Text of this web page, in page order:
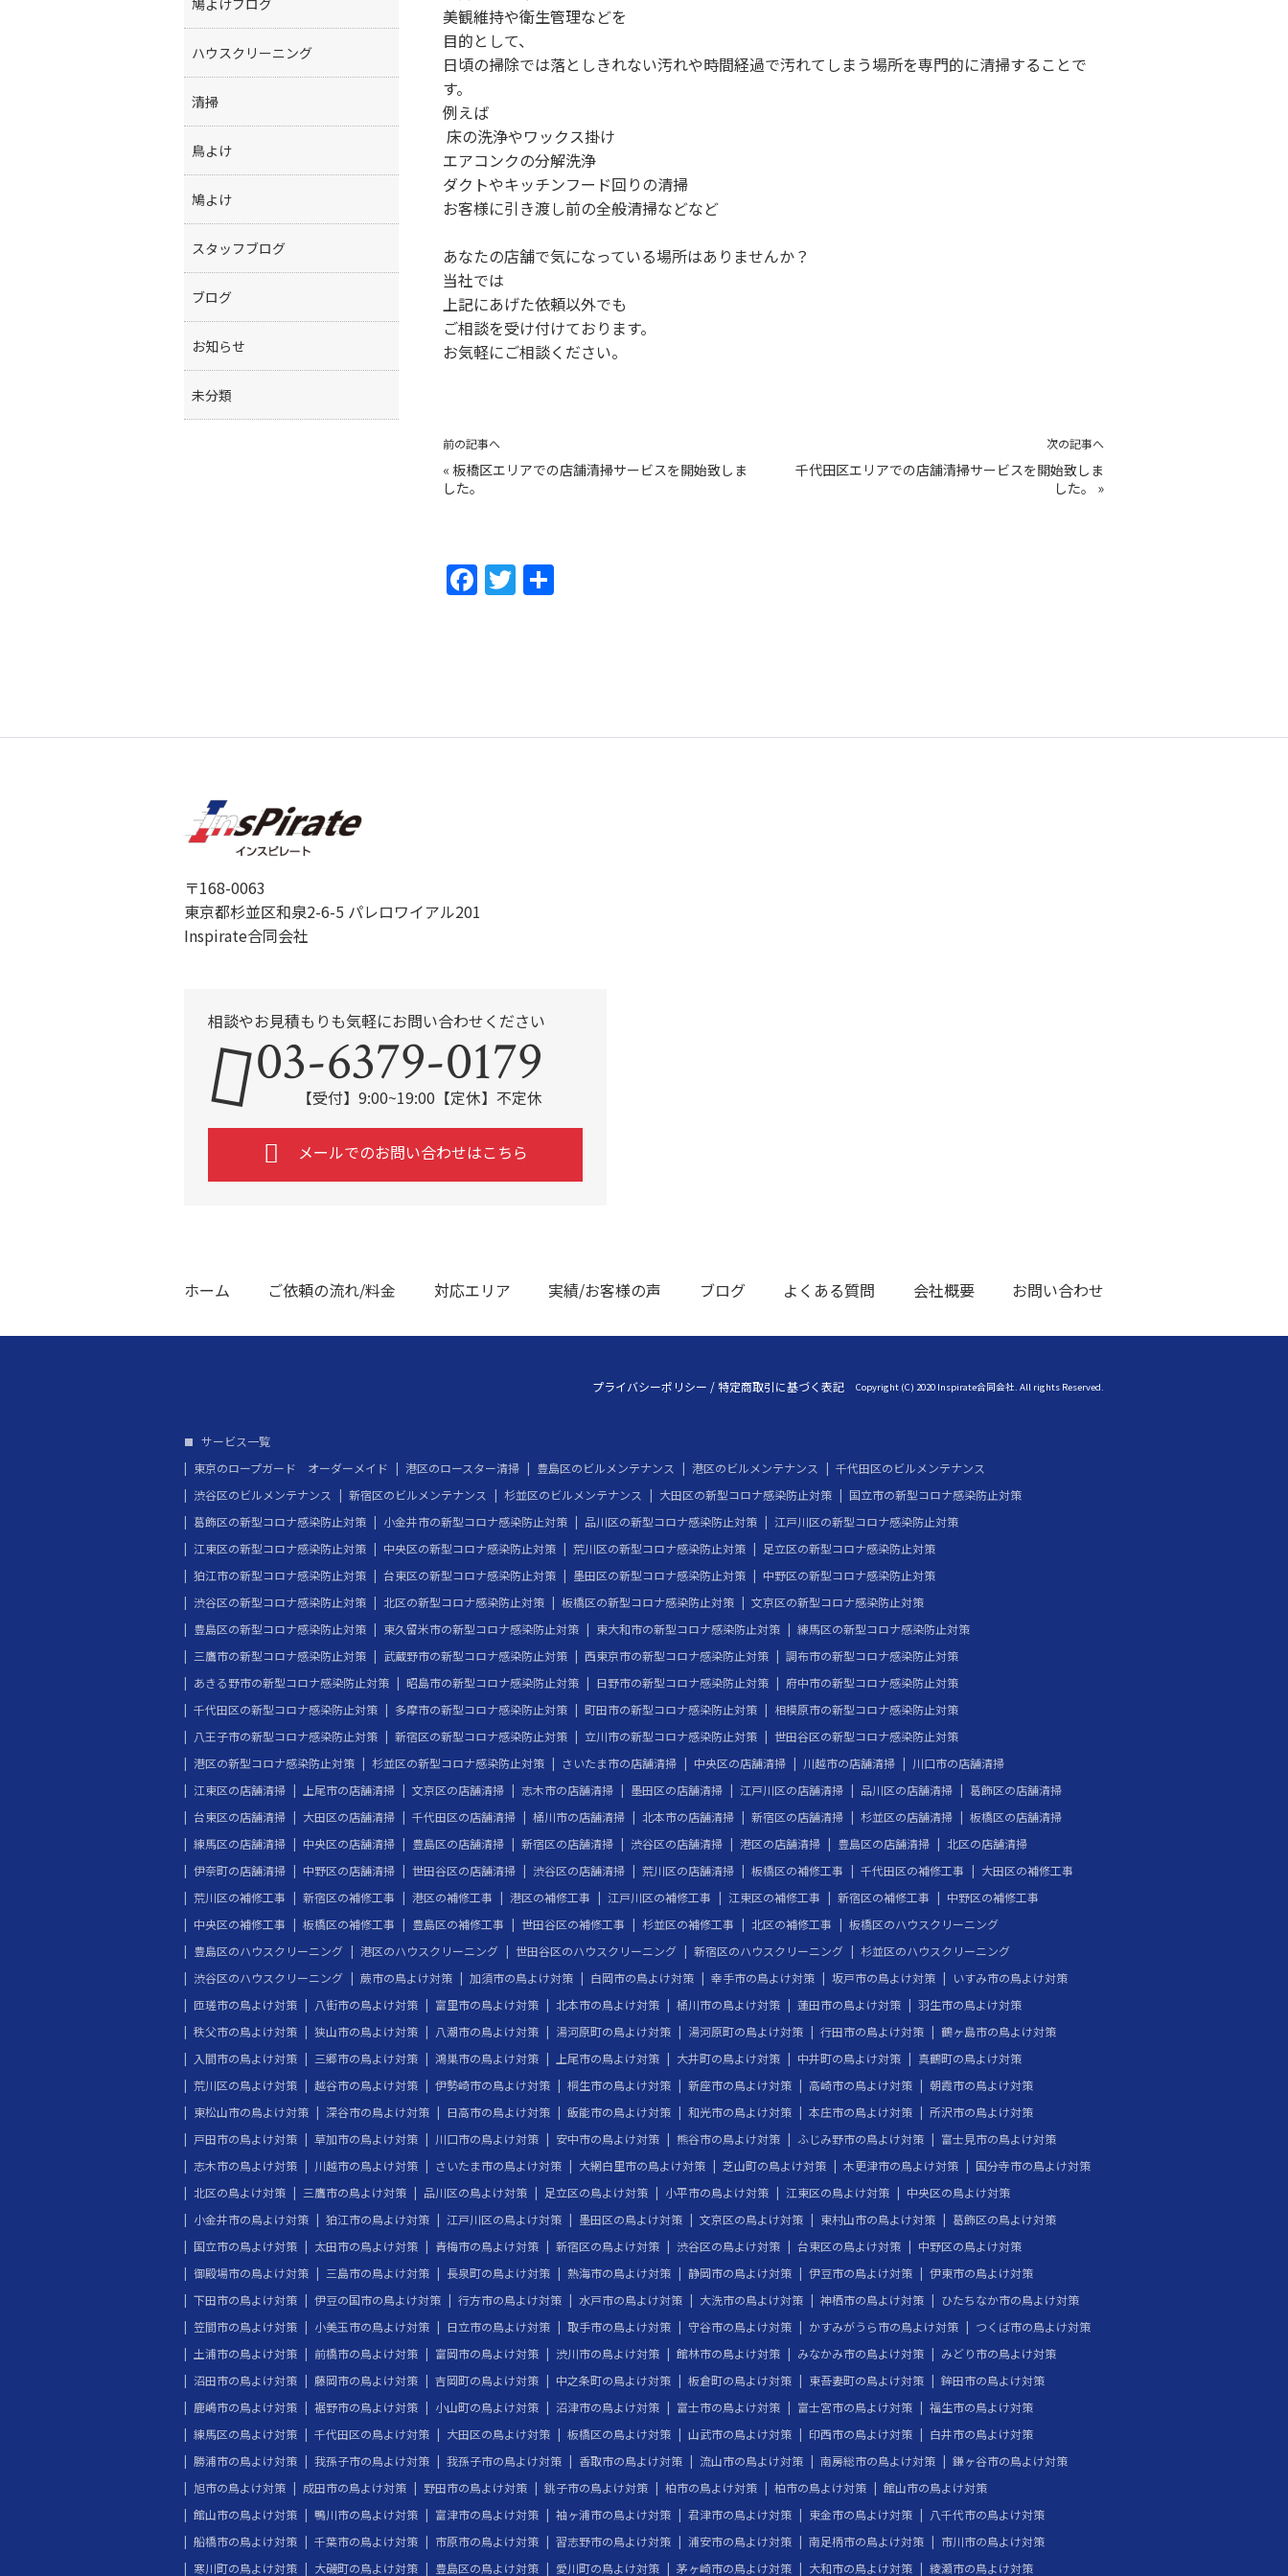
美観維持や衛生管理などを
目的として、
日頃の掃除では落としきれない汚れや時間経過で汚れてしまう場所を専門的に清掃することで
す。
例えば
床の洗浄やワックス掛け
エアコンクの分解洗浄
ダクトやキッチンフード回りの清掃
お客様に引き渡し前の全般清掃などなど
あなたの店舗で気になっている場所はありませんか？
当社では
上記にあげた依頼以外でも
ご相談を受け付けております。
お気軽にご相談ください。
前の記事へ
« 板橋区エリアでの店舗清掃サービスを開始致しま
した。
次の記事へ
千代田区エリアでの店舗清掃サービスを開始致しま
した。
»
F
o
T
鳩よけブログ
ハウスクリーニング
清掃
鳥よけ
鳩よけ
スタッフブログ
ブログ
お知らせ
未分類
〒168-0063
東京都杉並区和泉2-6-5 パレロワイアル201
Inspirate合同会社
相談やお見積もりも気軽にお問い合わせください
03-6379-0179
【受付】9:00~19:00【定休】不定休
メールでのお問い合わせはこちら
ホーム ご依頼の流れ/料金 対応エリア 実績/お客様の声 ブログ よくある質問 会社概要 お問い合わせ
プライバシーポリシー /特定商取引に基づく表記 Copyright (C) 2020 Inspirate合同会社. All rights Reserved.
サービス一覧
東京のロープガード オーダーメイド
港区のロースター清掃 豊島区のビルメンテナンス 港区のビルメンテナンス
千代田区のビルメンテナンス
渋谷区のビルメンテナンス
新宿区のビルメンテナンス 杉並区のビルメンテナンス 大田区の新型コロナ感染防止対策
国立市の新型コロナ感染防止対策
葛飾区の新型コロナ感染防止対策
小金井市の新型コロナ感染防止対策 品川区の新型コロナ感染防止対策
江戸川区の新型コロナ感染防止対策
江東区の新型コロナ感染防止対策
中央区の新型コロナ感染防止対策 荒川区の新型コロナ感染防止対策
足立区の新型コロナ感染防止対策
狛江市の新型コロナ感染防止対策
台東区の新型コロナ感染防止対策 墨田区の新型コロナ感染防止対策
中野区の新型コロナ感染防止対策
渋谷区の新型コロナ感染防止対策
北区の新型コロナ感染防止対策 板橋区の新型コロナ感染防止対策
文京区の新型コロナ感染防止対策
豊島区の新型コロナ感染防止対策
東久留米市の新型コロナ感染防止対策 東大和市の新型コロナ感染防止対策
練馬区の新型コロナ感染防止対策
三鷹市の新型コロナ感染防止対策
武蔵野市の新型コロナ感染防止対策 西東京市の新型コロナ感染防止対策
調布市の新型コロナ感染防止対策
あきる野市の新型コロナ感染防止対策
昭島市の新型コロナ感染防止対策 日野市の新型コロナ感染防止対策
府中市の新型コロナ感染防止対策
千代田区の新型コロナ感染防止対策
多摩市の新型コロナ感染防止対策 町田市の新型コロナ感染防止対策
相模原市の新型コロナ感染防止対策
八王子市の新型コロナ感染防止対策
新宿区の新型コロナ感染防止対策 立川市の新型コロナ感染防止対策
世田谷区の新型コロナ感染防止対策
港区の新型コロナ感染防止対策
杉並区の新型コロナ感染防止対策 さいたま市の店舗清掃 中央区の店舗清掃 川越市の店舗清掃
川口市の店舗清掃
江東区の店舗清掃
上尾市の店舗清掃 文京区の店舗清掃 志木市の店舗清掃 墨田区の店舗清掃 江戸川区の店舗清掃 品川区の店舗清掃
葛飾区の店舗清掃
台東区の店舗清掃
大田区の店舗清掃 千代田区の店舗清掃 桶川市の店舗清掃 北本市の店舗清掃 新宿区の店舗清掃 杉並区の店舗清掃
板橋区の店舗清掃
練馬区の店舗清掃
中央区の店舗清掃 豊島区の店舗清掃 新宿区の店舗清掃 渋谷区の店舗清掃 港区の店舗清掃 豊島区の店舗清掃
北区の店舗清掃
伊奈町の店舗清掃
中野区の店舗清掃 世田谷区の店舗清掃 渋谷区の店舗清掃 荒川区の店舗清掃 板橋区の補修工事 千代田区の補修工事
大田区の補修工事
荒川区の補修工事
新宿区の補修工事 港区の補修工事 港区の補修工事 江戸川区の補修工事 江東区の補修工事 新宿区の補修工事
中野区の補修工事
中央区の補修工事
板橋区の補修工事 豊島区の補修工事 世田谷区の補修工事 杉並区の補修工事 北区の補修工事
板橋区のハウスクリーニング
豊島区のハウスクリーニング
港区のハウスクリーニング 世田谷区のハウスクリーニング 新宿区のハウスクリーニング
杉並区のハウスクリーニング
渋谷区のハウスクリーニング
蕨市の鳥よけ対策 加須市の鳥よけ対策 白岡市の鳥よけ対策 幸手市の鳥よけ対策 坂戸市の鳥よけ対策
いすみ市の鳥よけ対策
匝瑳市の鳥よけ対策
八街市の鳥よけ対策 富里市の鳥よけ対策 北本市の鳥よけ対策 桶川市の鳥よけ対策 蓮田市の鳥よけ対策
羽生市の鳥よけ対策
秩父市の鳥よけ対策
狭山市の鳥よけ対策 八潮市の鳥よけ対策 湯河原町の鳥よけ対策 湯河原町の鳥よけ対策 行田市の鳥よけ対策
鶴ヶ島市の鳥よけ対策
入間市の鳥よけ対策
三郷市の鳥よけ対策 鴻巣市の鳥よけ対策 上尾市の鳥よけ対策 大井町の鳥よけ対策 中井町の鳥よけ対策
真鶴町の鳥よけ対策
荒川区の鳥よけ対策
越谷市の鳥よけ対策 伊勢崎市の鳥よけ対策 桐生市の鳥よけ対策 新座市の鳥よけ対策 高崎市の鳥よけ対策
朝霞市の鳥よけ対策
東松山市の鳥よけ対策
深谷市の鳥よけ対策 日高市の鳥よけ対策 飯能市の鳥よけ対策 和光市の鳥よけ対策 本庄市の鳥よけ対策
所沢市の鳥よけ対策
戸田市の鳥よけ対策
草加市の鳥よけ対策 川口市の鳥よけ対策 安中市の鳥よけ対策 熊谷市の鳥よけ対策 ふじみ野市の鳥よけ対策
富士見市の鳥よけ対策
志木市の鳥よけ対策
川越市の鳥よけ対策 さいたま市の鳥よけ対策 大網白里市の鳥よけ対策 芝山町の鳥よけ対策 木更津市の鳥よけ対策
国分寺市の鳥よけ対策
北区の鳥よけ対策
三鷹市の鳥よけ対策 品川区の鳥よけ対策 足立区の鳥よけ対策 小平市の鳥よけ対策 江東区の鳥よけ対策
中央区の鳥よけ対策
小金井市の鳥よけ対策
狛江市の鳥よけ対策 江戸川区の鳥よけ対策 墨田区の鳥よけ対策 文京区の鳥よけ対策 東村山市の鳥よけ対策
葛飾区の鳥よけ対策
国立市の鳥よけ対策
太田市の鳥よけ対策 青梅市の鳥よけ対策 新宿区の鳥よけ対策 渋谷区の鳥よけ対策 台東区の鳥よけ対策
中野区の鳥よけ対策
御殿場市の鳥よけ対策
三島市の鳥よけ対策 長泉町の鳥よけ対策 熱海市の鳥よけ対策 静岡市の鳥よけ対策 伊豆市の鳥よけ対策
伊東市の鳥よけ対策
下田市の鳥よけ対策
伊豆の国市の鳥よけ対策 行方市の鳥よけ対策 水戸市の鳥よけ対策 大洗市の鳥よけ対策 神栖市の鳥よけ対策
ひたちなか市の鳥よけ対策
笠間市の鳥よけ対策
小美玉市の鳥よけ対策 日立市の鳥よけ対策 取手市の鳥よけ対策 守谷市の鳥よけ対策 かすみがうら市の鳥よけ対策
つくば市の鳥よけ対策
土浦市の鳥よけ対策
前橋市の鳥よけ対策 富岡市の鳥よけ対策 渋川市の鳥よけ対策 館林市の鳥よけ対策 みなかみ市の鳥よけ対策
みどり市の鳥よけ対策
沼田市の鳥よけ対策
藤岡市の鳥よけ対策 吉岡町の鳥よけ対策 中之条町の鳥よけ対策 板倉町の鳥よけ対策 東吾妻町の鳥よけ対策
鉾田市の鳥よけ対策
鹿嶋市の鳥よけ対策
裾野市の鳥よけ対策 小山町の鳥よけ対策 沼津市の鳥よけ対策 富士市の鳥よけ対策 富士宮市の鳥よけ対策
福生市の鳥よけ対策
練馬区の鳥よけ対策
千代田区の鳥よけ対策 大田区の鳥よけ対策 板橋区の鳥よけ対策 山武市の鳥よけ対策 印西市の鳥よけ対策
白井市の鳥よけ対策
勝浦市の鳥よけ対策
我孫子市の鳥よけ対策 我孫子市の鳥よけ対策 香取市の鳥よけ対策 流山市の鳥よけ対策 南房総市の鳥よけ対策
鎌ヶ谷市の鳥よけ対策
旭市の鳥よけ対策
成田市の鳥よけ対策 野田市の鳥よけ対策 銚子市の鳥よけ対策 柏市の鳥よけ対策 柏市の鳥よけ対策
館山市の鳥よけ対策
館山市の鳥よけ対策
鴨川市の鳥よけ対策 富津市の鳥よけ対策 袖ヶ浦市の鳥よけ対策 君津市の鳥よけ対策 東金市の鳥よけ対策
八千代市の鳥よけ対策
船橋市の鳥よけ対策
千葉市の鳥よけ対策 市原市の鳥よけ対策 習志野市の鳥よけ対策 浦安市の鳥よけ対策 南足柄市の鳥よけ対策
市川市の鳥よけ対策
寒川町の鳥よけ対策
大磯町の鳥よけ対策 豊島区の鳥よけ対策 愛川町の鳥よけ対策 茅ヶ崎市の鳥よけ対策 大和市の鳥よけ対策 綾瀬市の鳥よけ対策